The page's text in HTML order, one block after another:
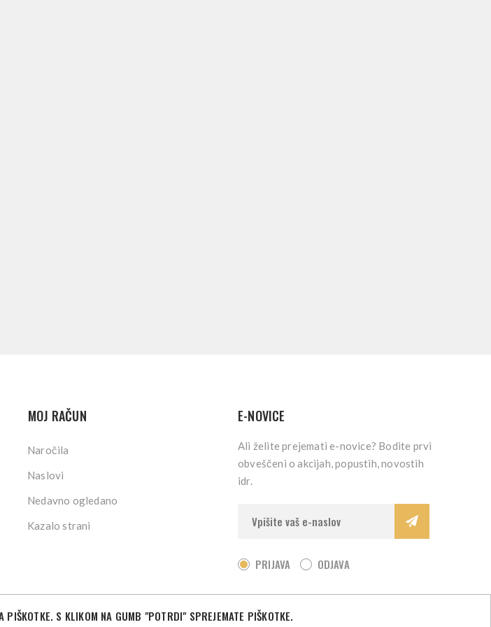
MOJ RAČUN
Naročila
Naslovi
Nedavno ogledano
Kazalo strani
E-NOVICE
Ali želite prejemati e-novice? Bodite prvi
obveščeni o akcijah, popustih, novostih
idr.
PRIJAVA ODJAVA
Vse pravice pridržane.
PIŠKOTKE. S KLIKOM NA GUMB "POTRDI" SPREJEMATE PIŠKOTKE.